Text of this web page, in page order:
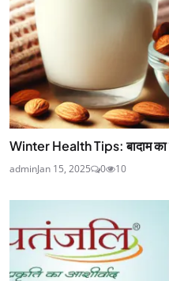
Winter Health Tips: बादाम
adminJan 15, 2025 0 10